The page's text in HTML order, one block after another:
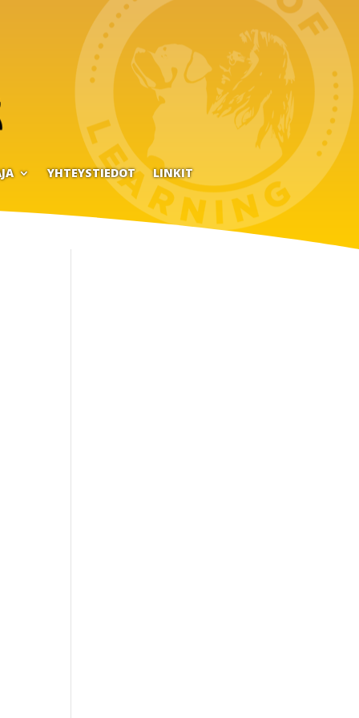
YHTEYSTIEDOT LINKIT